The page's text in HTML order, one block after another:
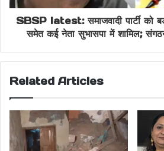
SBSP latest: समाजवादी पार्टी को
समेत कई नेता सुभासपा में शामिल; संगठन
Related Articles